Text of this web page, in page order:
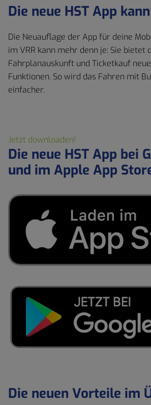
Die neue HST App
Die Neuauflage der App für deine
im VRR kann mehr denn je: Sie bietet
Fahrplanauskunft und Ticketkauf
Funktionen. So wird das Fahren mit
einfacher.
Jetzt downloaden!
Die neue HST App bei
und im Apple App
Die neuen Vorteile im